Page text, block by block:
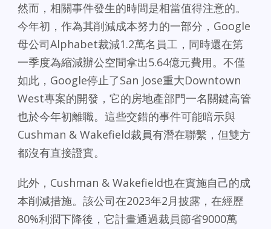
然而，相關事件發生的時間是相當值得注意的。
今年初，作為其削減成本努力的一部分，Google
母公司Alphabet裁減1.2萬名員工，同時還在第
一季度為縮減辦公空間拿出5.64億元費用。不僅
如此，Google停止了San Jose重大Downtown
West專案的開發，它的房地產部門一名關鍵高管
也於今年初離職。這些交錯的事件可能暗示與
Cushman & Wakefield裁員有潛在聯繫，但雙方
都沒有直接證實。
此外，Cushman & Wakefield也在實施自己的成
本削減措施。該公司在2023年2月披露，在經歷
80%利潤下降後，它計畫通過裁員節省9000萬